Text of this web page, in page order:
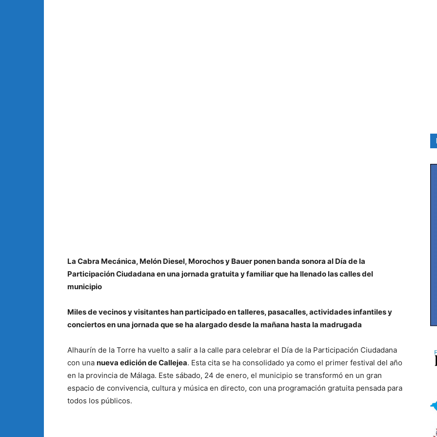
La Cabra Mecánica, Melón Diesel, Morochos y Bauer ponen banda sonora al Día de la
Participación Ciudadana en una jornada gratuita y familiar que ha llenado las calles del
municipio
Miles de vecinos y visitantes han participado en talleres, pasacalles, actividades infantiles y
conciertos en una jornada que se ha alargado desde la mañana hasta la madrugada
Alhaurín de la Torre ha vuelto a salir a la calle para celebrar el Día de la Participación Ciudadana
con una nueva edición de Callejea. Esta cita se ha consolidado ya como el primer festival del año
en la provincia de Málaga. Este sábado, 24 de enero, el municipio se transformó en un gran
espacio de convivencia, cultura y música en directo, con una programación gratuita pensada para
todos los públicos.